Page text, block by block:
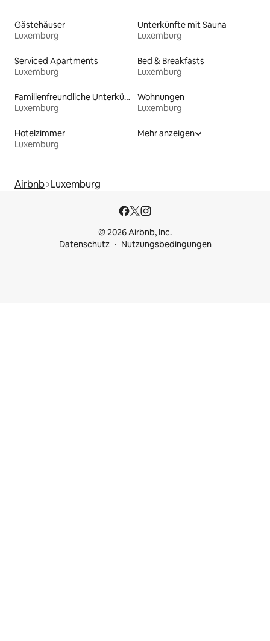
Gästehäuser
Luxemburg
Unterkünfte mit Sauna
Luxemburg
Serviced Apartments
Luxemburg
Bed & Breakfasts
Luxemburg
Familienfreundliche Unterkünfte
Luxemburg
Wohnungen
Luxemburg
Hotelzimmer
Luxemburg
Mehr anzeigen
Airbnb Luxemburg
© 2026 Airbnb, Inc.
Datenschutz
Nutzungsbedingungen